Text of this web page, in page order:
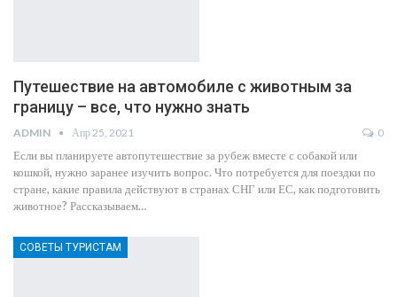
Путешествие на автомобиле с животным за
границу – все, что нужно знать
ADMIN Апр 25, 2021 0
Если вы планируете автопутешествие за рубеж вместе с собакой или
кошкой, нужно заранее изучить вопрос. Что потребуется для поездки по
стране, какие правила действуют в странах СНГ или ЕС, как подготовить
животное? Рассказываем…
СОВЕТЫ ТУРИСТАМ